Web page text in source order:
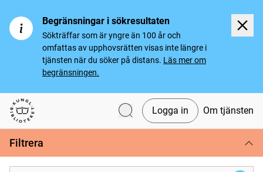
Begränsningar i sökresultaten
Sökträffar som är yngre än 100 år och
omfattas av upphovsrätten visas inte längre i
tjänsten när du söker på distans. Läs mer om
begränsningen.
Svenska tidningar
Logga in Om tjänsten
Filtrera